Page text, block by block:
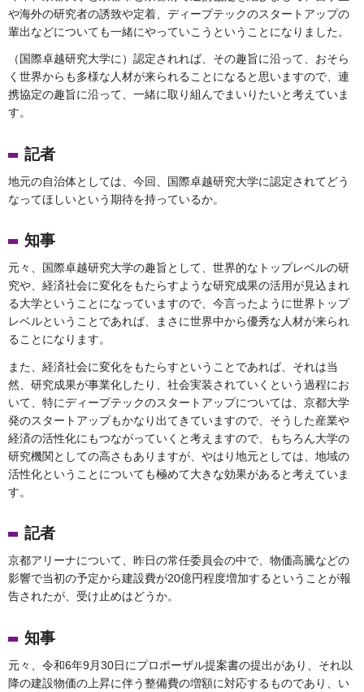
や海外の研究者の誘致や定着、ディープテックのスタートアップの
輩出などについても一緒にやっていこうということになりました。
（国際卓越研究大学に）認定されれば、その趣旨に沿って、おそら
く世界からも多様な人材が来られることになると思いますので、連
携協定の趣旨に沿って、一緒に取り組んでまいりたいと考えていま
す。
記者
地元の自治体としては、今回、国際卓越研究大学に認定されてどう
なってほしいという期待を持っているか。
知事
元々、国際卓越研究大学の趣旨として、世界的なトップレベルの研
究や、経済社会に変化をもたらすような研究成果の活用が見込まれ
る大学ということになっていますので、今言ったように世界トップ
レベルということであれば、まさに世界中から優秀な人材が来られ
ることになります。
また、経済社会に変化をもたらすということであれば、それは当
然、研究成果が事業化したり、社会実装されていくという過程にお
いて、特にディープテックのスタートアップについては、京都大学
発のスタートアップもかなり出てきていますので、そうした産業や
経済の活性化にもつながっていくと考えますので、もちろん大学の
研究機関としての高さもありますが、やはり地元としては、地域の
活性化ということについても極めて大きな効果があると考えていま
す。
記者
京都アリーナについて、昨日の常任委員会の中で、物価高騰などの
影響で当初の予定から建設費が20億円程度増加するということが報
告されたが、受け止めはどうか。
知事
元々、令和6年9月30日にプロポーザル提案書の提出があり、それ以
降の建設物価の上昇に伴う整備費の増額に対応するものであり、い